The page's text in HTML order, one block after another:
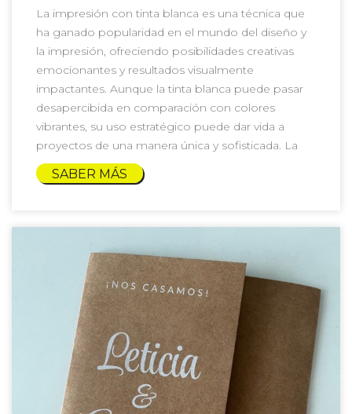
La impresión con tinta blanca es una técnica que
ha ganado popularidad en el mundo del diseño y
la impresión, ofreciendo posibilidades creativas
emocionantes y resultados visualmente
impactantes. Aunque la tinta blanca puede pasar
desapercibida en comparación con colores
vibrantes, su uso estratégico puede dar vida a
proyectos de una manera única y sofisticada. La
SABER MÁS